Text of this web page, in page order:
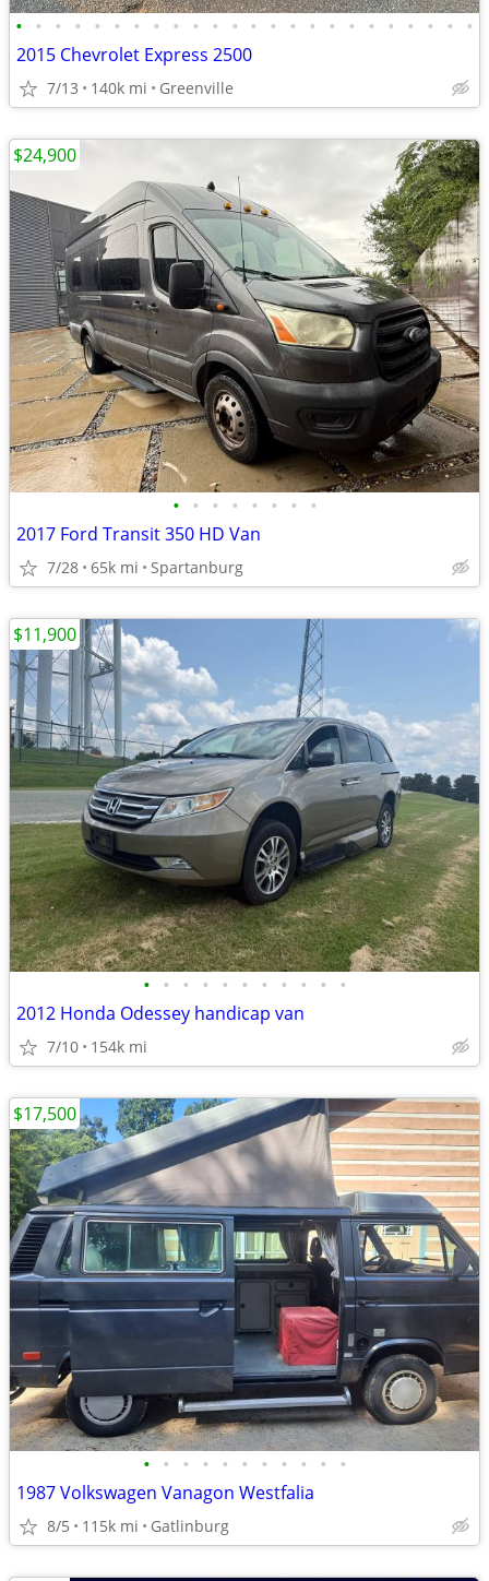
• • • • • • • • • • • • • • • • • • • • • • • •
2015 Chevrolet Express 2500
7/13 140k mi Greenville
• • • • • • • •
2017 Ford Transit 350 HD Van
7/28 65k mi Spartanburg
$24,900
• • • • • • • • • • •
2012 Honda Odessey handicap van
7/10 154k mi
$11,900
• • • • • • • • • • •
1987 Volkswagen Vanagon Westfalia
8/5 115k mi Gatlinburg
$17,500